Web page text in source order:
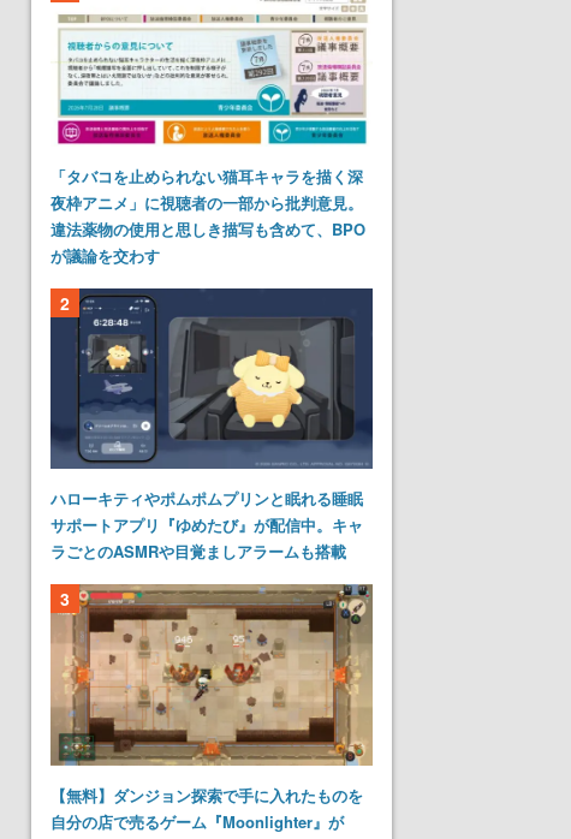
「タバコを止められない猫耳キャラを描く深
夜枠アニメ」に視聴者の一部から批判意見。
違法薬物の使用と思しき描写も含めて、BPO
が議論を交わす
2
ハローキティやポムポムプリンと眠れる睡眠
サポートアプリ『ゆめたび』が配信中。キャ
ラごとのASMRや目覚ましアラームも搭載
3
【無料】ダンジョン探索で手に入れたものを
自分の店で売るゲーム『Moonlighter』が